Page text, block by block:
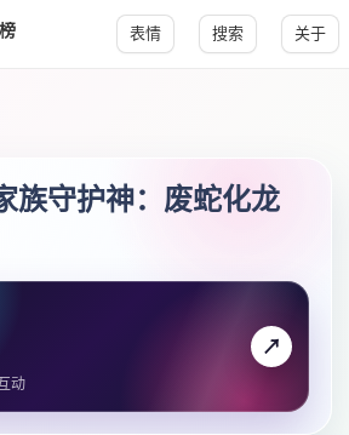
表情 搜索 关于
族守护神：废蛇化龙
动
↗